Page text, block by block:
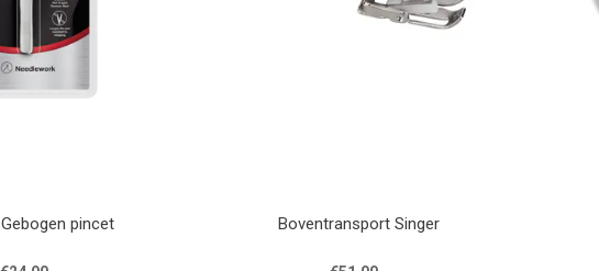
pincet Boventransport Singer